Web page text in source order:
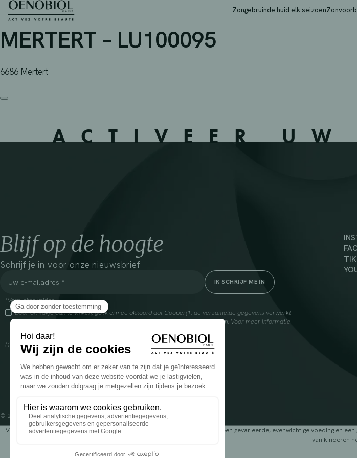
Skip
Zongebruinde huid elk seizoen
PHARMACIE DE LA MOSELLE –
MERTERT – LU100095
6686 Mertert
ACTIVEER
Blijf op de hoogte
Schrijf je in voor onze nieuwsbrief
*Verplichte velden
Door dit vakje aan te vinken, ga ik ermee akkoord dat Cooper(1) de verzamelde gegevens verwerkt
om mij commerciële informatie te sturen over zijn producten en aanbiedingen. Voor meer informatie
(1) Coopération pharmaceutique Française, RCS Melun 399 227 636
© 2024 OENOBIOL PARIS
Voedingssupplement dat moet worden geconsumeerd als onderdeel van een gevarieerde, evenwichtige voeding en
van kinderen